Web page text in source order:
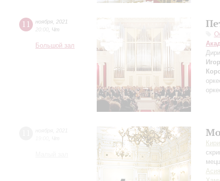
11 ноября 2021
20:00 Чт
Большой зал